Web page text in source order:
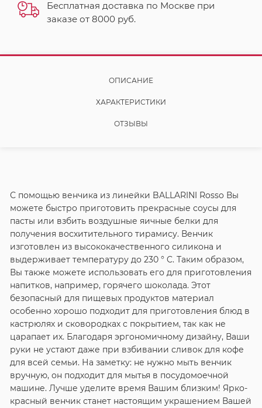
Бесплатная доставка по Москве при
заказе от 8000 руб.
ОПИСАНИЕ
ХАРАКТЕРИСТИКИ
ОТЗЫВЫ
С помощью венчика из линейки BALLARINI Rosso Вы
можете быстро приготовить прекрасные соусы для
пасты или взбить воздушные яичные белки для
получения восхитительного тирамису. Венчик
изготовлен из высококачественного силикона и
выдерживает температуру до 230 ° C. Таким образом,
Вы также можете использовать его для приготовления
напитков, например, горячего шоколада. Этот
безопасный для пищевых продуктов материал
особенно хорошо подходит для приготовления блюд в
кастрюлях и сковородках с покрытием, так как не
царапает их. Благодаря эргономичному дизайну, Ваши
руки не устают даже при взбивании сливок для кофе
для всей семьи. На заметку: не нужно мыть венчик
вручную, он подходит для мытья в посудомоечной
машине. Лучше уделите время Вашим близким! Ярко-
красный венчик станет настоящим украшением Вашей